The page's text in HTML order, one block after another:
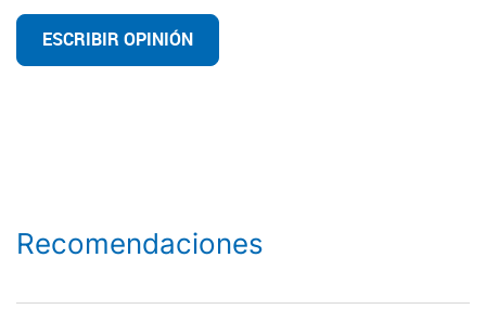
ESCRIBIR OPINIÓN
Recomendaciones